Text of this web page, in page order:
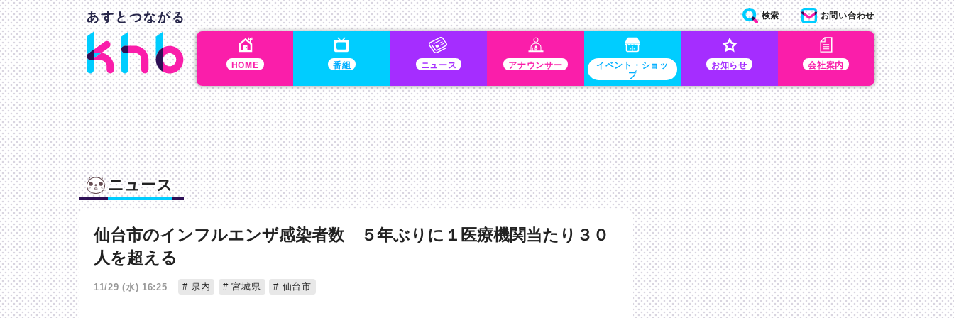
HOME 番組 ニュース アナウンサー イベント・ショッ
プ
お知らせ 会社案内
検索 お問い合わせ
ニュース
仙台市のインフルエンザ感染者数 ５年ぶりに１医療機関当たり３０
人を超える
11/29 (水) 16:25 県内 宮城県 仙台市